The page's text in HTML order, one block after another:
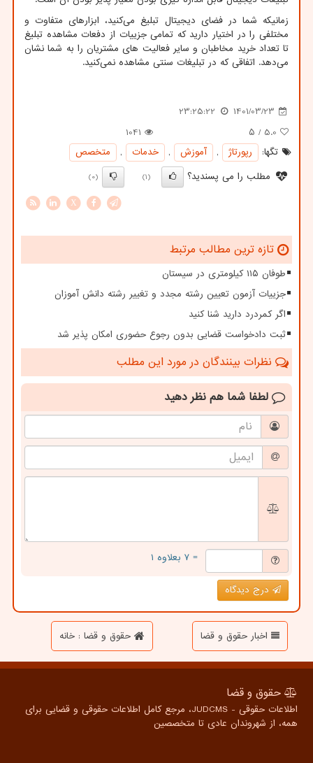
زمانیکه شما در فضای دیجیتال تبلیغ می‌کنید، ابزارهای متفاوت و
مختلفی را در اختیار دارید که تمامی جزییات از دفعات مشاهده تبلیغ
تا تعداد خرید مخاطبان و سایر فعالیت های مشتریان را به شما نشان
می‌دهد. اتفاقی که در تبلیغات سنتی مشاهده نمی‌کنید.
1401/03/23
23:25:22
5.0 / ۵
1041
تگها:
رپورتاژ , آموزش , خدمات ,
متخصص
مطلب را می پسندید؟
(1)
(0)
X
تازه ترین مطالب مرتبط
طوفان ۱۱۵ کیلومتری در سیستان
جزییات آزمون تعیین رشته مجدد و تغییر رشته دانش آموزان
اگر کمردرد دارید شنا کنید
ثبت دادخواست قضایی بدون رجوع حضوری امکان پذیر شد
نظرات بینندگان در مورد این مطلب
لطفا شما هم نظر دهید
= ۷ بعلاوه ۱
درج دیدگاه
اخبار حقوق و قضا حقوق و قضا : خانه
حقوق و قضا
اطلاعات حقوقی - JUDCMS، مرجع کامل اطلاعات حقوقی و قضایی برای
همه، از شهروندان عادی تا متخصصین